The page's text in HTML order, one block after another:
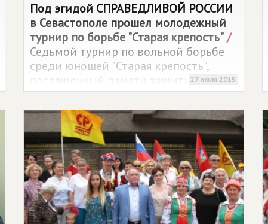
Под эгидой СПРАВЕДЛИВОЙ РОССИИ
в Севастополе прошел молодежный
турнир по борьбе "Старая крепость"/
Седьмой турнир по вольной борьбе
среди юношей "Старая крепость",
посвященный памяти защитников
Севастополя 1941-1942 годов, прошел
на побережье у мыса Сарыч.
27 июля 2015